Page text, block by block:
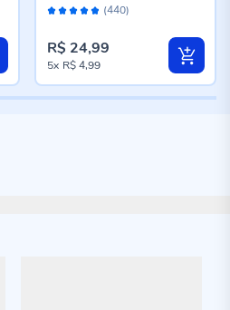
Avaliação: (440)
R$ 24,99
5x R$ 4,99